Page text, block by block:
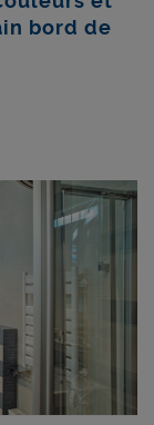
bord de